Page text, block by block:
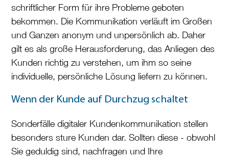
schriftlicher Form für ihre Probleme geboten
bekommen. Die Kommunikation verläuft im Großen
und Ganzen anonym und unpersönlich ab. Daher
gilt es als große Herausforderung, das Anliegen des
Kunden richtig zu verstehen, um ihm so seine
individuelle, persönliche Lösung liefern zu können.
Wenn der Kunde auf Durchzug schaltet
Sonderfälle digitaler Kundenkommunikation stellen
besonders sture Kunden dar. Sollten diese - obwohl
Sie geduldig sind, nachfragen und Ihre